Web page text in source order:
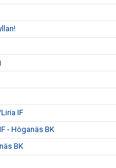
IF
- Höganäs BK
BK